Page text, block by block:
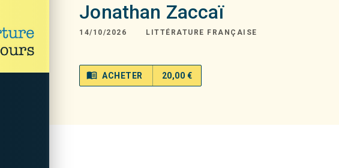
Jonathan Zaccaï
14/10/2026 LITTÉRATURE FRANÇAISE
menu_book ACHETER 20,00 €